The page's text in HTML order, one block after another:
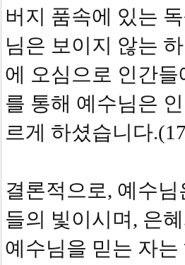
버지 품속에 있는
님은 보이지 않는
에 오심으로 인간
를 통해 예수님은
르게 하셨습니다
결론적으로, 예수
들의 빛이시며, 은
예수님을 믿는 자